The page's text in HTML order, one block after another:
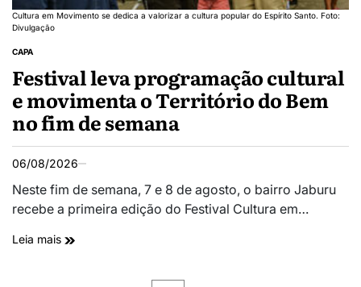
Cultura em Movimento se dedica a valorizar a cultura popular do Espírito Santo. Foto:
Divulgação
CAPA
Festival leva programação cultural
e movimenta o Território do Bem
no fim de semana
06/08/2026
Neste fim de semana, 7 e 8 de agosto, o bairro Jaburu
recebe a primeira edição do Festival Cultura em…
Leia mais